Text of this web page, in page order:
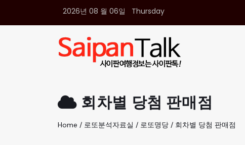
2026년 08 월 06일 Thursday
회차별 당첨 판매점
Home / 로또분석자료실 / 로또명당 / 회차별 당첨 판매점
여행정보
생활정보